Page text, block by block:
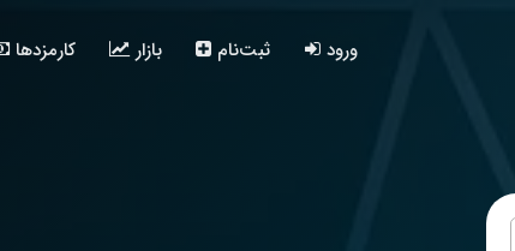
ورود ثبت‌نام بازار کارمزدها